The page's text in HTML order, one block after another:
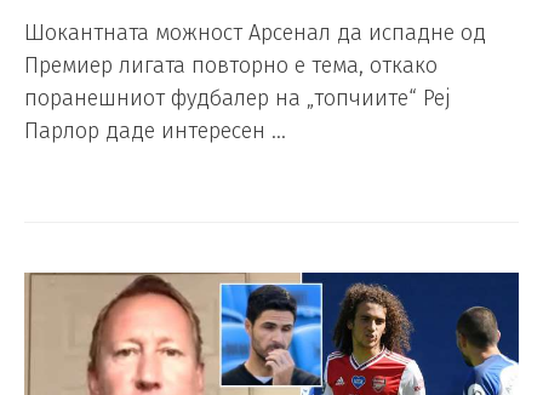
Шокантната можност Арсенал да испадне од
Премиер лигата повторно е тема, откако
поранешниот фудбалер на „топчиите“ Реј
Парлор даде интересен …